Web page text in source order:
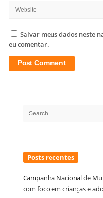
Salvar meus dados neste
eu comentar.
Posts recentes
Campanha Nacional de
com foco em crianças e